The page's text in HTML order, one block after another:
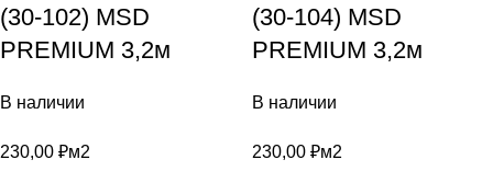
(30-102) MSD
PREMIUM 3,2м
В наличии
230,00 ₽м2
(30-104) MSD
PREMIUM 3,2м
В наличии
230,00 ₽м2